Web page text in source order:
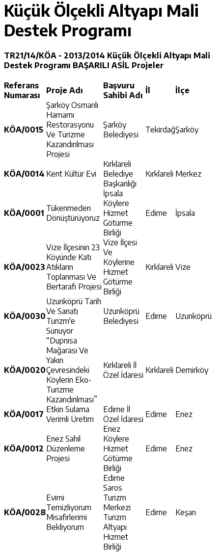
Küçük Ölçekli Altyapı Mali
Destek Programı
TR21/14/KÖA - 2013/2014 Küçük Ölçekli Altyapı Mali
Destek Programı BAŞARILI ASİL Projeler
Referans
Numarası
Proje Adı
Başvuru
Sahibi Adı İl İlçe
KÖA/0015
Şarköy Osmanlı
Hamamı
Restorasyonu
Ve Turizme
Kazandırılması
Projesi
Şarköy
Belediyesi
TekirdağŞarköy
KÖA/0014 Kent Kültür Evi
Kırklareli
Belediye
Başkanlığı
Kırklareli Merkez
KÖA/0001 Tükenmeden
Dönüştürüyoruz
İpsala
Köylere
Hizmet
Götürme
Birliği
Edirne İpsala
KÖA/0023
Vize İlçesinin 23
Köyünde Katı
Atıkların
Toplanması Ve
Bertarafı Projesi
Vize İlçesi
Ve
Köylerine
Hizmet
Götürme
Birliği
Kırklareli Vize
KÖA/0030
Uzunköprü Tarih
Ve Sanatı
Turizm'e
Sunuyor
Uzunköprü
Belediyesi
Edirne Uzunköprü
KÖA/0020
“Dupnisa
Mağarası Ve
Yakın
Çevresindeki
Köylerin Eko-
Turizme
Kazandırılması”
Kırklareli İl
Özel İdaresi Kırklareli Demirköy
KÖA/0017 Etkin Sulama
Verimli Üretim
Edirne İl
Özel İdaresi Edirne Enez
KÖA/0012
Enez Sahil
Düzenleme
Projesi
Enez
Köylere
Hizmet
Götürme
Birliği
Edirne Enez
KÖA/0028
Evimi
Temizliyorum
Misafirlerimi
Bekliyorum
Edirne
Saros
Turizm
Merkezi
Turizm
Altyapı
Hizmet
Birliği
Edirne Keşan